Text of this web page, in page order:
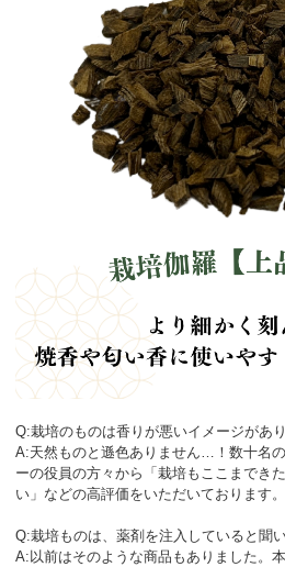
Q:栽培のものは香りが悪いイメージがあ
A:天然ものと遜色ありません…！数十名
ーの役員の方々から「栽培もここまでき
い」などの高評価をいただいております。
Q:栽培ものは、薬剤を注入していると聞
A:以前はそのような商品もありました。